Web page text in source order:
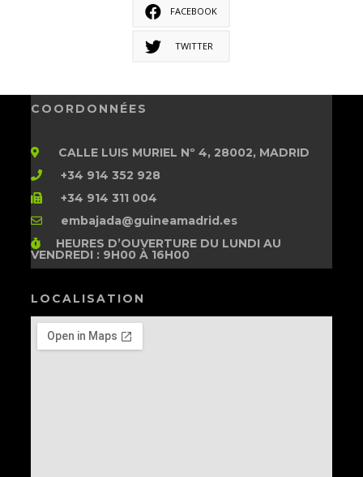
FACEBOOK
TWITTER
COORDONNÉES
CALLE LUIS MURIEL Nº 4, 28002, MADRID
+34 914 352 928
+34 914 311 004
embajada@guineamadrid.es
HEURES D’OUVERTUREDU LUNDI AU
VENDREDI : 9H00 À 16H00
LOCALISATION